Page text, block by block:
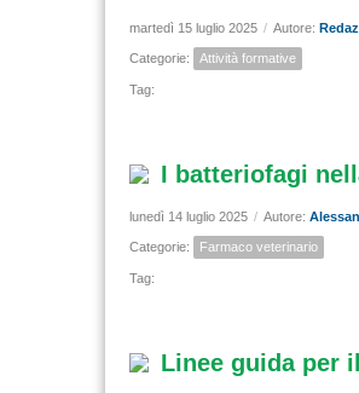
martedì 15 luglio 2025 / Autore:
Categorie: Attività formative
Tag:
I batteriofagi
lunedì 14 luglio 2025 / Autore:
Categorie: Farmaco veterinario
Tag:
Linee guida per